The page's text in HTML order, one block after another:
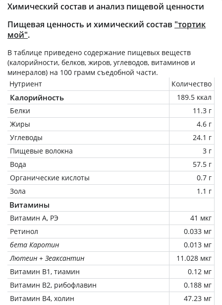
Химический состав и анализ пищевой ценности
Пищевая ценность и химический состав "тортик
мой".
В таблице приведено содержание пищевых веществ
(калорийности, белков, жиров, углеводов, витаминов и
минералов) на 100 грамм съедобной части.
Нутриент
Количество
Калорийность
189.5 ккал
Белки
11.3 г
Жиры
4.6 г
Углеводы
24.1 г
Пищевые волокна
3 г
Вода
57.5 г
Органические кислоты
0.7 г
Зола
1.1 г
Витамины
Витамин А, РЭ
41 мкг
Ретинол
0.033 мг
бета Каротин
0.013 мг
Лютеин + Зеаксантин
11.028 мкг
Витамин В1, тиамин
0.12 мг
Витамин В2, рибофлавин
0.188 мг
Витамин В4, холин
47.23 мг